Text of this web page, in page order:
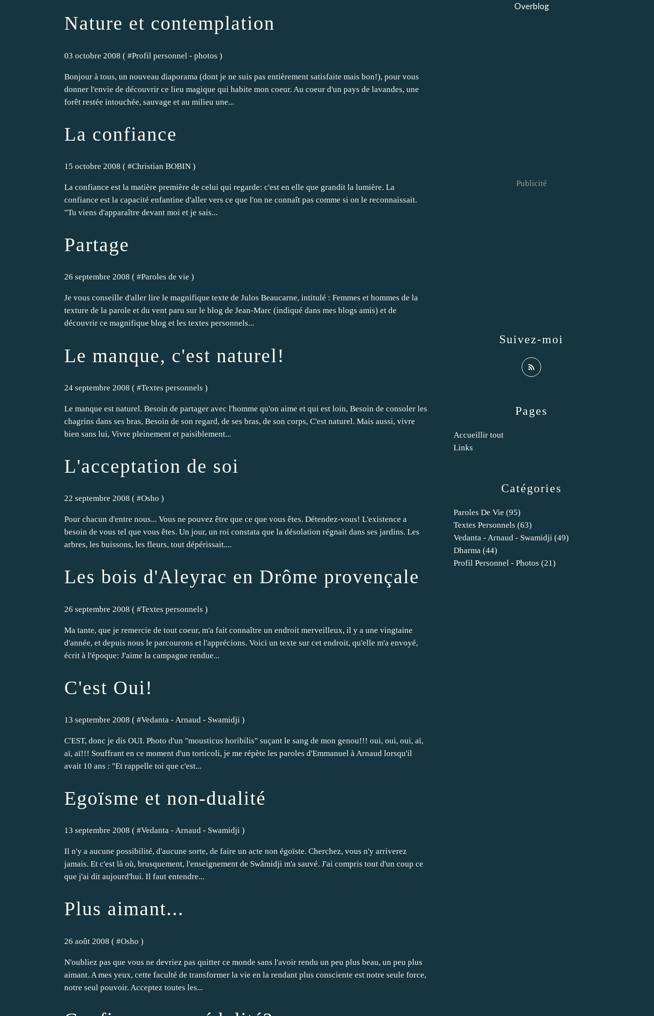
Nature et contemplation
03 octobre 2008 ( #Profil personnel - photos )
Bonjour à tous, un nouveau diaporama (dont je ne suis pas entièrement satisfaite mais bon!), pour vous
donner l'envie de découvrir ce lieu magique qui habite mon coeur. Au coeur d'un pays de lavandes, une
forêt restée intouchée, sauvage et au milieu une...
La confiance
15 octobre 2008 ( #Christian BOBIN )
La confiance est la matière première de celui qui regarde: c'est en elle que grandit la lumière. La
confiance est la capacité enfantine d'aller vers ce que l'on ne connaît pas comme si on le reconnaissait.
"Tu viens d'apparaître devant moi et je sais...
Partage
26 septembre 2008 ( #Paroles de vie )
Je vous conseille d'aller lire le magnifique texte de Julos Beaucarne, intitulé : Femmes et hommes de la
texture de la parole et du vent paru sur le blog de Jean-Marc (indiqué dans mes blogs amis) et de
découvrir ce magnifique blog et les textes personnels...
Le manque, c'est naturel!
24 septembre 2008 ( #Textes personnels )
Le manque est naturel. Besoin de partager avec l'homme qu'on aime et qui est loin, Besoin de consoler les
chagrins dans ses bras, Besoin de son regard, de ses bras, de son corps, C'est naturel. Mais aussi, vivre
bien sans lui, Vivre pleinement et paisiblement...
L'acceptation de soi
22 septembre 2008 ( #Osho )
Pour chacun d'entre nous... Vous ne pouvez être que ce que vous êtes. Détendez-vous! L'existence a
besoin de vous tel que vous êtes. Un jour, un roi constata que la désolation régnait dans ses jardins. Les
arbres, les buissons, les fleurs, tout dépérissait....
Les bois d'Aleyrac en Drôme provençale
26 septembre 2008 ( #Textes personnels )
Ma tante, que je remercie de tout coeur, m'a fait connaître un endroit merveilleux, il y a une vingtaine
d'année, et depuis nous le parcourons et l'apprécions. Voici un texte sur cet endroit, qu'elle m'a envoyé,
écrit à l'époque: J'aime la campagne rendue...
C'est Oui!
13 septembre 2008 ( #Vedanta - Arnaud - Swamidji )
C'EST, donc je dis OUI. Photo d'un "mousticus horibilis" suçant le sang de mon genou!!! oui, oui, oui, aï,
aï, aï!!! Souffrant en ce moment d'un torticoli, je me répète les paroles d'Emmanuel à Arnaud lorsqu'il
avait 10 ans : "Et rappelle toi que c'est...
Egoïsme et non-dualité
13 septembre 2008 ( #Vedanta - Arnaud - Swamidji )
Il n'y a aucune possibilité, d'aucune sorte, de faire un acte non égoïste. Cherchez, vous n'y arriverez
jamais. Et c'est là où, brusquement, l'enseignement de Swâmidji m'a sauvé. J'ai compris tout d'un coup ce
que j'ai dit aujourd'hui. Il faut entendre...
Plus aimant...
26 août 2008 ( #Osho )
N'oubliez pas que vous ne devriez pas quitter ce monde sans l'avoir rendu un peu plus beau, un peu plus
aimant. A mes yeux, cette faculté de transformer la vie en la rendant plus consciente est notre seule force,
notre seul pouvoir. Acceptez toutes les...
Catégories
Paroles De Vie (95)
Textes Personnels (63)
Vedanta - Arnaud - Swamidji (49)
Dharma (44)
Profil Personnel - Photos (21)
Pages
Accueillir tout
Links
Overblog
Suivez-moi
Publicité